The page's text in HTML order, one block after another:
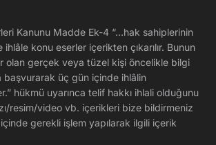
Kanunu Madde Ek-4 “…hak sahiplerinin
ihlâle konu eserler içerikten çıkarılır. Bunun
olan gerçek veya tüzel kişi öncelikle bilgi
başvurarak üç gün içinde ihlâlin
hükmü uyarınca telif hakkı ihlali olduğunu
resim/video vb. içerikleri bize bildirmeniz
gerekli işlem yapılarak ilgili içerik